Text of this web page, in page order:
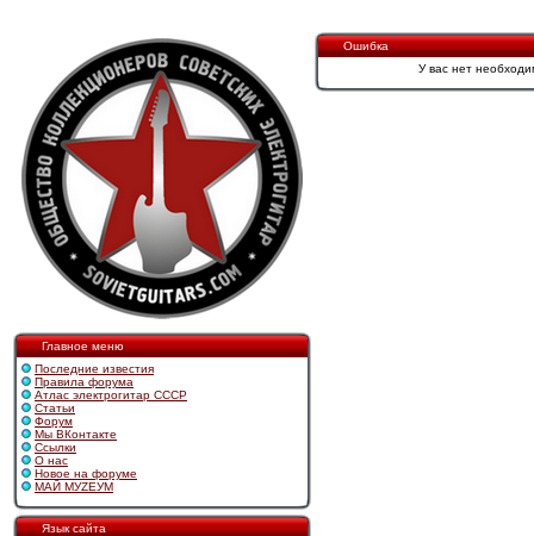
Главное меню
Последние известия
Правила форума
Атлас электрогитар СССР
Статьи
Форум
Мы ВКонтакте
Ссылки
О нас
Новое на форуме
МАЙ МУZЕУМ
Язык сайта
Ошибка
У вас нет